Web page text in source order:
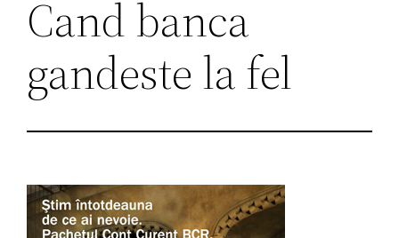
Cand banca
gandeste la fel